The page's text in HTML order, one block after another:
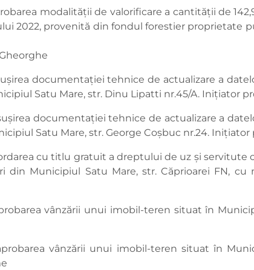
modalității de valorificare a cantității de
2022, provenită din fondul forestier proprietate
documentației tehnice de actualizare a
Satu Mare, str. Dinu Lipatti nr.45/A. Inițiator
documentației tehnice de actualizare a
Satu Mare, str. George Coșbuc nr.24.
cu titlu gratuit a dreptului de uz și
din Municipiul Satu Mare, str. Căprioarei FN, cu
vânzării unui imobil-teren situat în
vânzării unui imobil-teren situat în